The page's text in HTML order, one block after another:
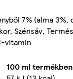
7% (alma
Szénsáv,
vitamin
100 ml termékben